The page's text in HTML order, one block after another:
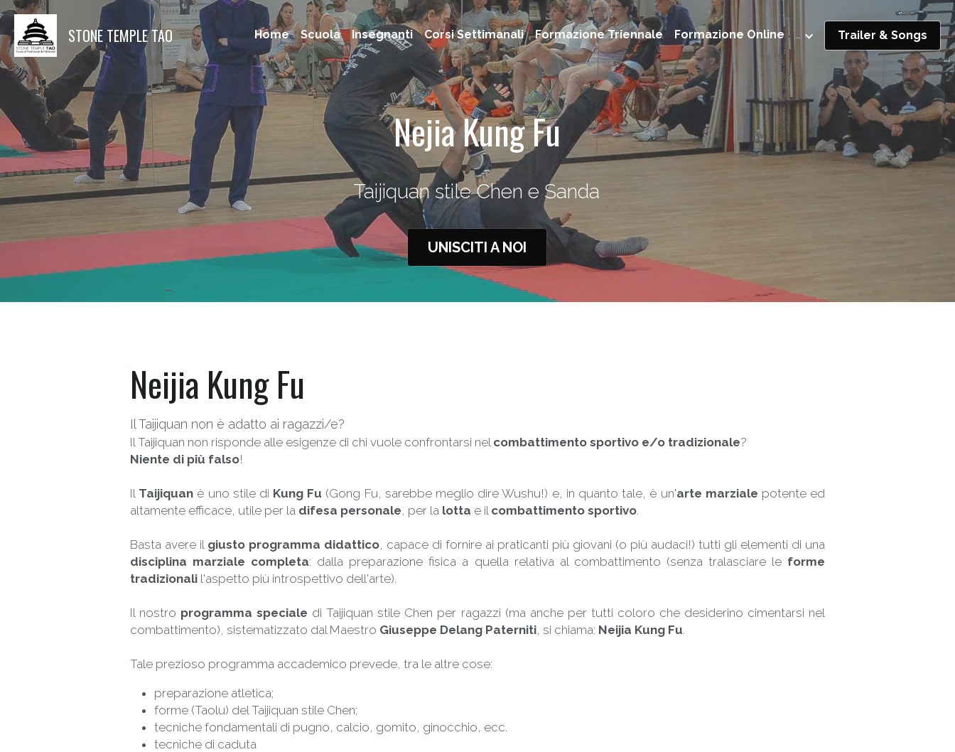
STONE TEMPLE TAO Home Scuola Insegnanti Corsi Settimanali Formazione Triennale Formazione Online … Trailer & Songs
Nejia Kung Fu
Taijiquan stile Chen e Sanda
UNISCITI A NOI
Neijia Kung Fu
Il Taijiquan non è adatto ai ragazzi/e?
Il Taijiquan non risponde alle esigenze di chi vuole confrontarsi nel combattimento sportivo e/o tradizionale?
Niente di più falso!
Il Taijiquan è uno stile di Kung Fu (Gong Fu, sarebbe meglio dire Wushu!) e, in quanto tale, è un'arte marziale potente ed
altamente efficace, utile per la difesa personale, per la lotta e il combattimento sportivo.
Basta avere il giusto programma didattico
disciplina marziale completa: dalla preparazione fisica a quella relativa al combattimento (senza tralasciare le forme
tradizionali l'aspetto più introspettivo dell'arte).
Il nostro programma speciale di Taijiquan stile Chen per ragazzi (ma anche per tutti coloro che desiderino cimentarsi nel
combattimento), sistematizzato dal Maestro Giuseppe Delang Paterniti, si chiama: Neijia Kung Fu.
Tale prezioso programma accademico prevede, tra le altre cose:
preparazione atletica;
forme (Taolu) del Taijiquan stile Chen;
tecniche fondamentali di pugno, calcio, gomito, ginocchio, ecc.
tecniche di caduta